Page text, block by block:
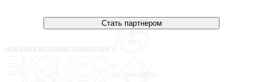
Стать партнером